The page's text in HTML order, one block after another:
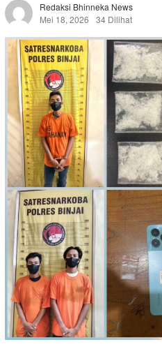
Redaksi Bhinneka News
Mei 18, 2026
34 Dilihat